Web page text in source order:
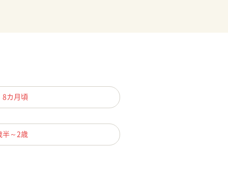
8カ月頃
半～2歳